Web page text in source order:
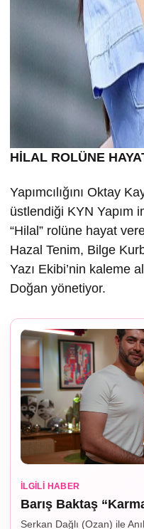
HİLAL ROLÜNE
Yapımcılığını Oktay
üstlendiği KYN Yapım
“Hilal” rolüne hayat
Hazal Tenim, Bilge
Yazı Ekibi’nin kaleme
Doğan yönetiyor.
İLGILI HABER
Barış Baktaş
Serkan Dağlı (Ozan) ile